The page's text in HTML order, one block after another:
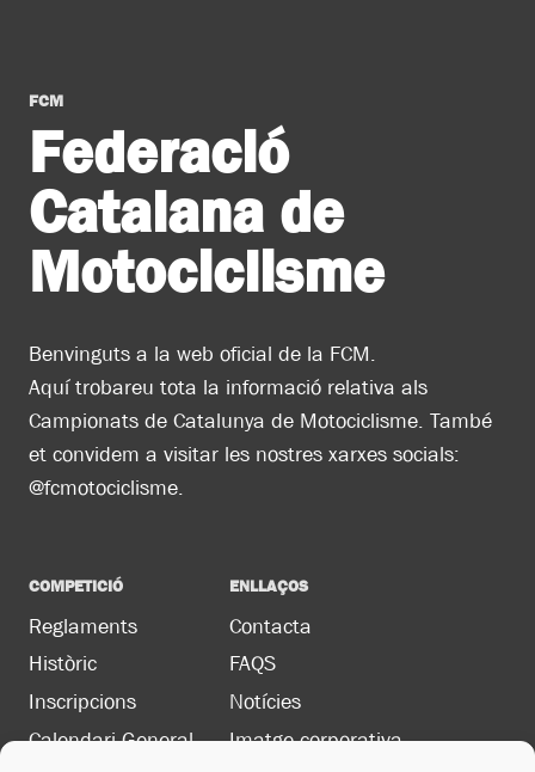
FCM
Federació
Catalana de
Motociclisme
Benvinguts a la web oficial de la FCM.
Aquí trobareu tota la informació relativa als
Campionats de Catalunya de Motociclisme. També
et convidem a visitar les nostres xarxes socials:
@fcmotociclisme.
COMPETICIÓ
Reglaments
Històric
Inscripcions
Calendari General
ENLLAÇOS
Contacta
FAQS
Notícies
Imatge corporativa